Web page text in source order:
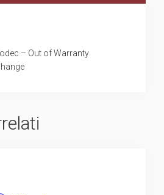
– Out of Warranty